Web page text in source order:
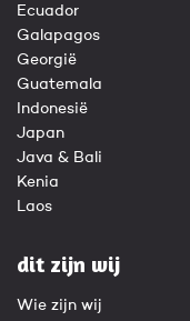
Ecuador
Galapagos
Georgië
Guatemala
Indonesië
Japan
Java & Bali
Kenia
Laos
dit zijn wij
Wie zijn wij